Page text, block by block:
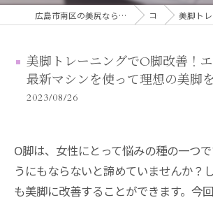
広島市南区の美尻なら美尻・美脚トレーニング・セルフ脱毛 ビジリンヌ コラム 美脚トレーニングでO脚改
美脚トレーニングでO脚改善！
最新マシンを使って理想の美脚
2023/08/26
O脚は、女性にとって悩みの種の一つ
うにもならないと諦めていませんか？
も美脚に改善することができます。今